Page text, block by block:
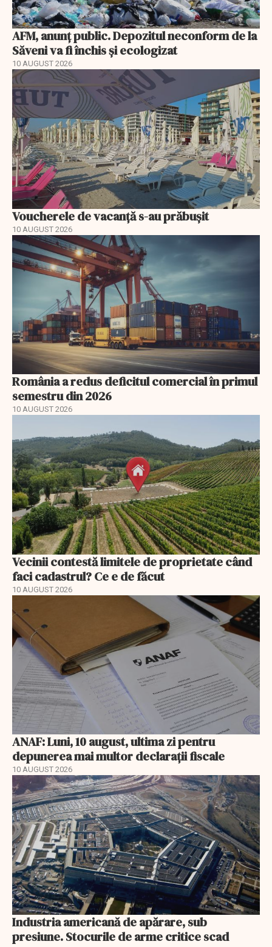
AFM, anunţ public. Depozitul neconform de la
Săveni va fi închis și ecologizat
10 AUGUST 2026
Voucherele de vacanţă s-au prăbuşit
10 AUGUST 2026
România a redus deficitul comercial în primul
semestru din 2026
10 AUGUST 2026
Vecinii contestă limitele de proprietate când
faci cadastrul? Ce e de făcut
10 AUGUST 2026
ANAF: Luni, 10 august, ultima zi pentru
depunerea mai multor declarații fiscale
10 AUGUST 2026
Industria americană de apărare, sub
presiune. Stocurile de arme critice scad